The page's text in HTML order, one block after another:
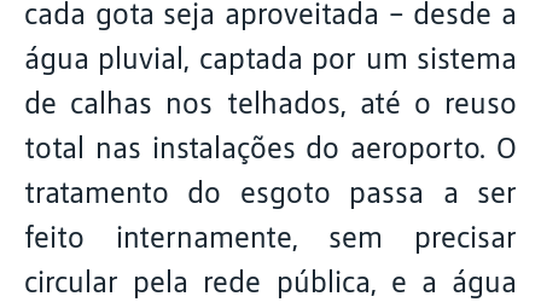
cada gota seja aproveitada – desde a
água pluvial, captada por um sistema
de calhas nos telhados, até o reuso
total nas instalações do aeroporto. O
tratamento do esgoto passa a ser
feito internamente, sem precisar
circular pela rede pública, e a água